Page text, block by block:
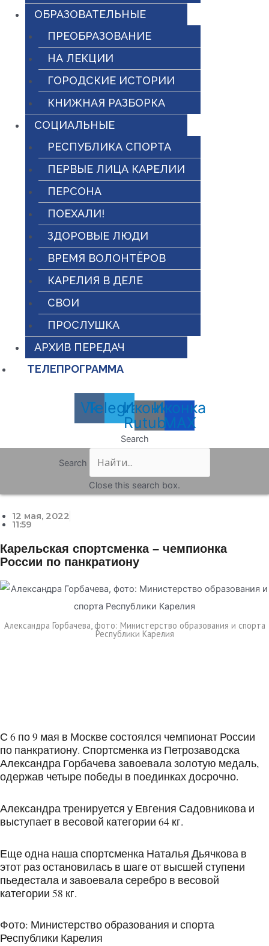
ОБРАЗОВАТЕЛЬНЫЕ
ПРЕОБРАЗОВАНИЕ
НА ЛЕКЦИИ
ГОРОДСКИЕ ИСТОРИИ
КНИЖНАЯ РАЗБОРКА
СОЦИАЛЬНЫЕ
РЕСПУБЛИКА СПОРТА
ПЕРВЫЕ ЛИЦА КАРЕЛИИ
ПЕРСОНА
ПОЕХАЛИ!
ЗДОРОВЫЕ ЛЮДИ
ВРЕМЯ ВОЛОНТЁРОВ
КАРЕЛИЯ В ДЕЛЕ
СВОИ
ПРОСЛУШКА
АРХИВ ПЕРЕДАЧ
ТЕЛЕПРОГРАММА
Vk
Telegram
Иконка
Rutube
Иконка
MAX
Search
Search
Close this search box.
12 мая, 2022
11:59
Карельская спортсменка – чемпионка
России по панкратиону
Александра Горбачева, фото: Министерство образования и спорта
Республики Карелия
С 6 по 9 мая в Москве состоялся чемпионат России
по панкратиону. Спортсменка из Петрозаводска
Александра Горбачева завоевала золотую медаль,
одержав четыре победы в поединках досрочно.
Александра тренируется у Евгения Садовникова и
выступает в весовой категории 64 кг.
Еще одна наша спортсменка Наталья Дьячкова в
этот раз остановилась в шаге от высшей ступени
пьедестала и завоевала серебро в весовой
категории 58 кг.
Фото: Министерство образования и спорта
Республики Карелия